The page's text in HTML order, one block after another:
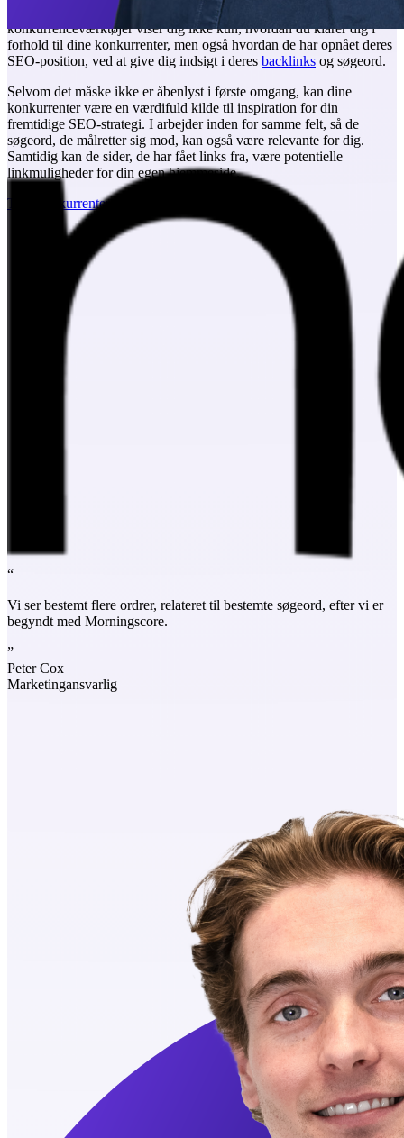
Viden er halvdelen af kampen – og det gælder også i SEO. Vores
konkurrenceværktøjer viser dig ikke kun, hvordan du klarer dig i
forhold til dine konkurrenter, men også hvordan de har opnået deres
SEO-position, ved at give dig indsigt i deres backlinks og søgeord.
Selvom det måske ikke er åbenlyst i første omgang, kan dine
konkurrenter være en værdifuld kilde til inspiration for din
fremtidige SEO-strategi. I arbejder inden for samme felt, så de
søgeord, de målretter sig mod, kan også være relevante for dig.
Samtidig kan de sider, de har fået links fra, være potentielle
linkmuligheder for din egen hjemmeside.
Tjek konkurrenters SEO
“
Vi ser bestemt flere ordrer, relateret til bestemte søgeord, efter vi er
begyndt med Morningscore.
”
Peter Cox
Marketingansvarlig